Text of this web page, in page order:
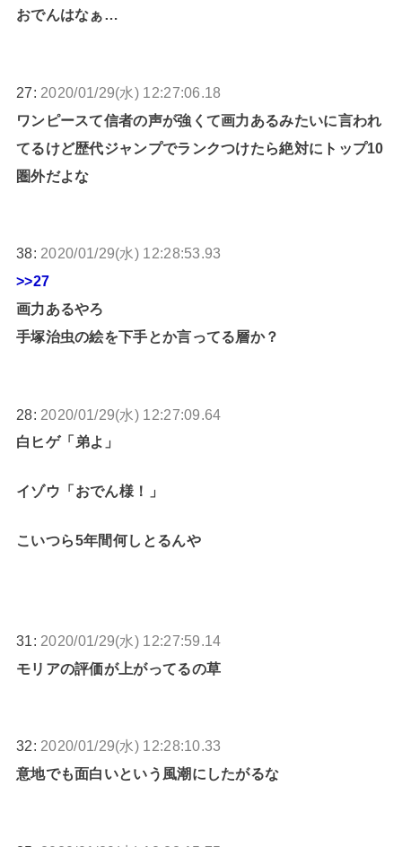
おでんはなぁ…
27: 2020/01/29(水) 12:27:06.18
ワンピースて信者の声が強くて画力あるみたいに言われ
てるけど歴代ジャンプでランクつけたら絶対にトップ10
圏外だよな
38: 2020/01/29(水) 12:28:53.93
>>27
画力あるやろ
手塚治虫の絵を下手とか言ってる層か？
28: 2020/01/29(水) 12:27:09.64
白ヒゲ「弟よ」
イゾウ「おでん様！」
こいつら5年間何しとるんや
31: 2020/01/29(水) 12:27:59.14
モリアの評価が上がってるの草
32: 2020/01/29(水) 12:28:10.33
意地でも面白いという風潮にしたがるな